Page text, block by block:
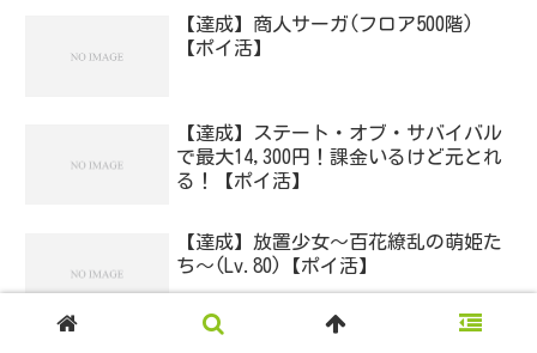
【達成】商人サーガ(フロア500階)
【ポイ活】
【達成】ステート・オブ・サバイバル
で最大14,300円！課金いるけど元とれ
る！【ポイ活】
【達成】放置少女〜百花繚乱の萌姫た
ち〜(Lv.80)【ポイ活】